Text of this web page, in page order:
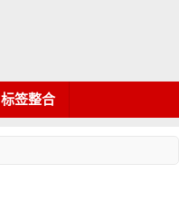
标签整合